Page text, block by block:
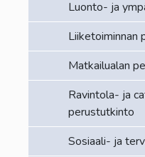
Luonto- ja
Liiketoiminnan
Matkailualan
Ravintola- ja
perustutkinto
Sosiaali- ja